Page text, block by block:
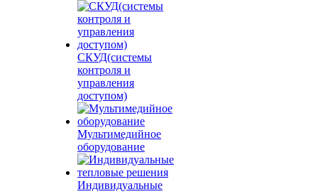
СКУД(системы
контроля и
управления
доступом)
Мультимедийное
оборудование
Индивидуальные